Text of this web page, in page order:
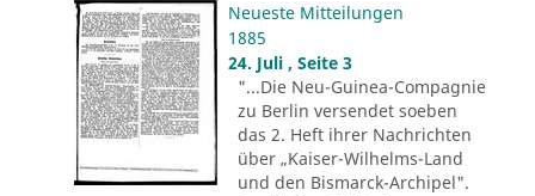
Neueste Mitteilungen
1885
24. Juli , Seite 3
"...Die Neu-Guinea-Compagnie
zu Berlin versendet soeben
das 2. Heft ihrer Nachrichten
über „Kaiser-Wilhelms-Land
und den Bismarck-Archipel".